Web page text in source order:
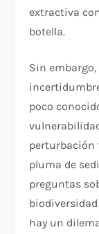
extractiva
botella.
Sin
poco
perturbación
pluma de
preguntas
hay un